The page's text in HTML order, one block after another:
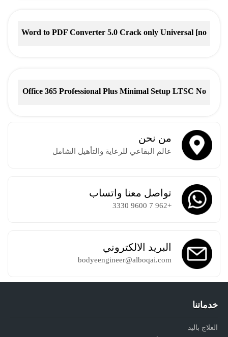
Word to PDF Converter 5.0 Crack only Universal [no
Office 365 Professional Plus Minimal Setup LTSC No
من نحن
عالم البقاعي للرعاية والتأهيل الشامل
تواصل معنا واتساب
+962 7 9600 3330
البريد الالكتروني
bodyeengineer@alboqai.com
خدماتنا
العلاج باليد